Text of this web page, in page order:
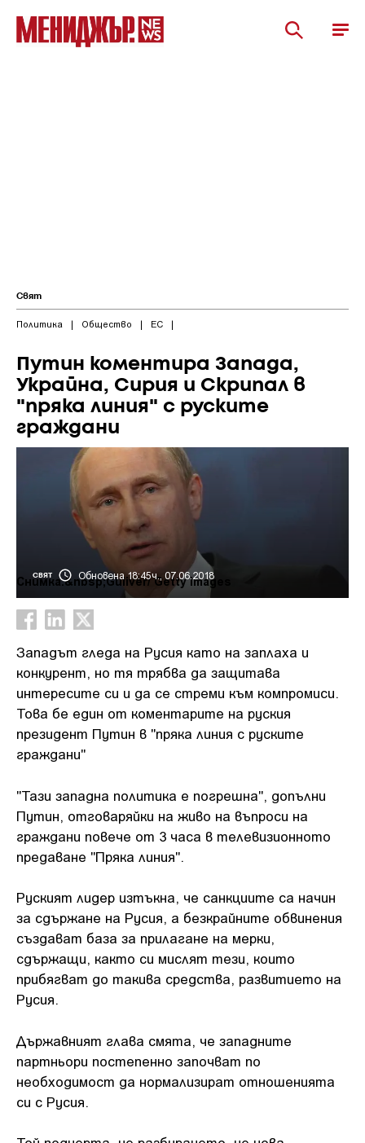
Свят
Политика | Общество | ЕС |
Путин коментира Запада,
Украйна, Сирия и Скрипал в
"пряка линия" с руските
граждани
СВЯТ Обновена 18:45ч., 07.06.2018
Снимка:&nbsp;Guliver/ Getty Images
Западът гледа на Русия като на заплаха и
конкурент, но тя трябва да защитава
интересите си и да се стреми към компромиси.
Това бе един от коментарите на руския
президент Путин в "пряка линия с руските
граждани"
"Тази западна политика е погрешна", допълни
Путин, отговаряйки на живо на въпроси на
граждани повече от 3 часа в телевизионното
предаване "Пряка линия".
Руският лидер изтъкна, че санкциите са начин
за сдържане на Русия, а безкрайните обвинения
създават база за прилагане на мерки,
сдържащи, както си мислят тези, които
прибягват до такива средства, развитието на
Русия.
Държавният глава смята, че западните
партньори постепенно започват по
необходимост да нормализират отношенията
си с Русия.